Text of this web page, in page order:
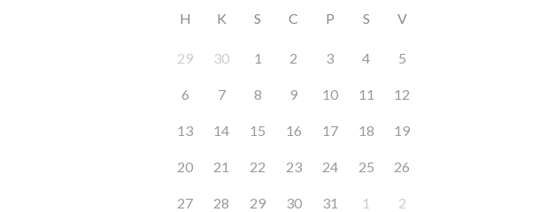
H K S C P S V
29 30 1 2 3 4 5
6 7 8 9 10 11 12
13 14 15 16 17 18 19
20 21 22 23 24 25 26
27 28 29 30 31 1 2